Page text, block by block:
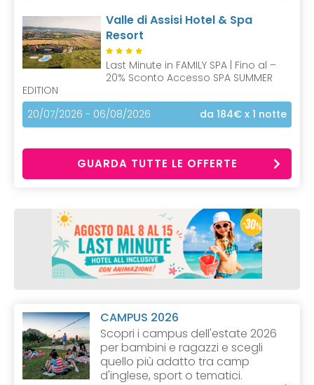
Valle di Assisi Hotel & Spa
Resort
Last Minute in FAMILY SPA | Fino al –
20% Sconto Accesso SPA SUMMER
EDITION
20/07/2026 - 06/08/2026
da 184€ x 1 notte
GUARDA TUTTE LE OFFERTE
CAMPUS 2026
Scopri i campus dell'estate 2026
per bambini e ragazzi e scegli
quello più adatto tra camp
d'inglese, sport o tematici.